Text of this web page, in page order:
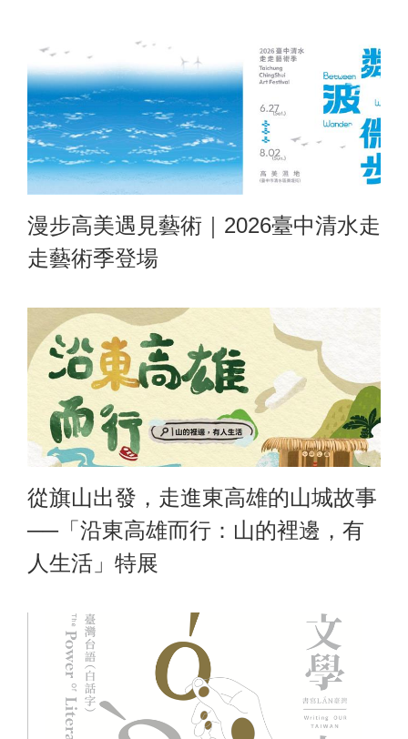
漫步高美遇見藝術｜2026臺中清水走
走藝術季登場
從旗山出發，走進東高雄的山城故事
──「沿東高雄而行：山的裡邊，有
人生活」特展